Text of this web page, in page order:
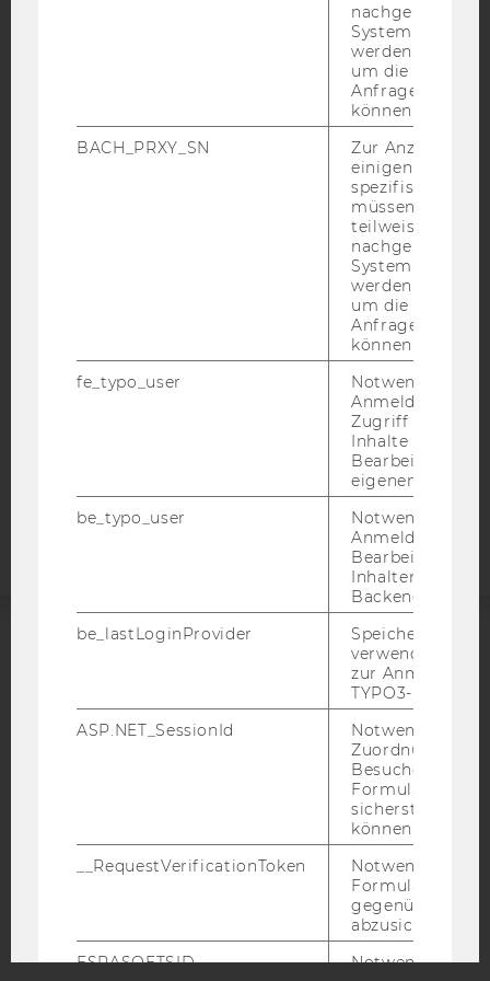
Blog
Bluesky
BARRIEREFREIHEITSERKLÄRUNG WEBSEITE
DATENSCHUTZERKLÄRUNG
DATENSCHUTZERKLÄRUNG SOCIAL MEDIA
STUDIENBEWERBER*INNEN UND STUDIERENDE
COOKIE EINSTELLUNGEN
Barrierefreiheitserklärung
EQUIS AACSB
nachgelagerten
System
werden.
um die Antwort
Anfrage
können.
BACH_PRXY_SN
Zur Anzeige von
einigen WU-
spezifischen
müssen
teilweise von
nachgelagerten
System
werden.
um die Antwort
Anfrage
können.
fe_typo_user
Notwendig für
Anmeldung und
Zugriff auf
Inhalte oder zur
Bearbeitung des
eigenen Profils.
be_typo_user
Notwendig für
Anmeldung und
Bearbeitung von
Inhalten im
Backend.
be_lastLoginProvider
Speichert die
verwendete
zur Anmeldung
TYPO3-Backend.
ASP.NET_SessionId
Notwendig, um
Zuordnung von
Besucher zu
sicherstellen zu
können.
__RequestVerificationToken
Notwendig, um
gegenüber
abzusichern.
ESRASOFTSID
Notwendig zur